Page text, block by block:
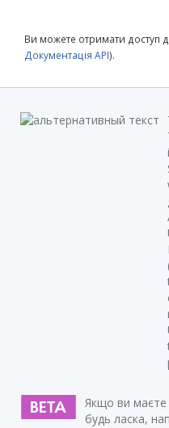
Ви можете отримати доступ
Документація API).
Якщо ви маєте
будь ласка,